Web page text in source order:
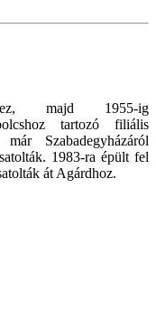
majd 1955-ig
tartozó filiális
Szabadegyházáról
1983-ra épült fel
át Agárdhoz.